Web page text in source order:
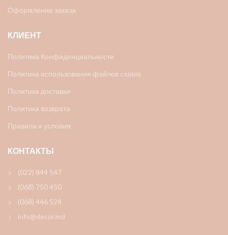
Оформление заказа
КЛИЕНТ
Политика Конфиденциальности
Политика использования файлов cookie
Политика доставки
Политика возврата
Правила и условия
КОНТАКТЫ
(022) 844 547
(068) 750 450
(068) 446 524
info@decor.md